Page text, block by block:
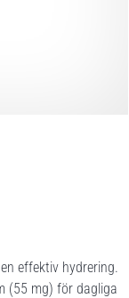
effektiv hydrering.
(55 mg) för dagliga